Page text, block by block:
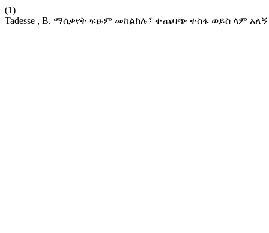
(1)
Tadesse , B. ማሰቃየት ፍፁም መከልከሉ፤ ተጨባጭ ተስፋ ወይስ ላም